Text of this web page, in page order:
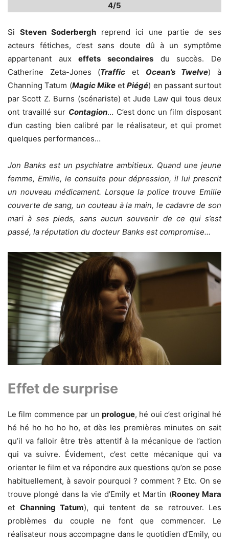
4/5
Si Steven Soderbergh reprend ici une partie de ses
acteurs fétiches, c’est sans doute dû à un symptôme
appartenant auxeffets secondaires du succès. De
Catherine Zeta-Jones (Traffic et Ocean’s Twelve) à
Channing Tatum (Magic MikeetPiégé) en passant surtout
par Scott Z. Burns (scénariste) et Jude Law qui tous deux
ont travaillé sur Contagion… C’est donc un film disposant
d’un casting bien calibré par le réalisateur, et qui promet
quelques performances…
Jon Banks est un psychiatre ambitieux. Quand une jeune
femme, Emilie, le consulte pour dépression, il lui prescrit
un nouveau médicament. Lorsque la police trouve Emilie
couverte de sang, un couteau à la main, le cadavre de son
mari à ses pieds, sans aucun souvenir de ce qui s’est
passé, la réputation du docteur Banks est compromise…
Effet de surprise
Le film commence par un prologue, hé oui c’est original hé
hé hé ho ho ho ho, et dès les premières minutes on sait
qu’il va falloir être très attentif à la mécanique de l’action
qui va suivre. Évidement, c’est cette mécanique qui va
orienter le film et va répondre aux questions qu’on se pose
habituellement, à savoir pourquoi ? comment ? Etc. On se
trouve plongé dans la vie d’Emily et Martin (Rooney Mara
et Channing Tatum), qui tentent de se retrouver. Les
problèmes du couple ne font que commencer. Le
réalisateur nous accompagne dans le quotidien d’Emily, ou